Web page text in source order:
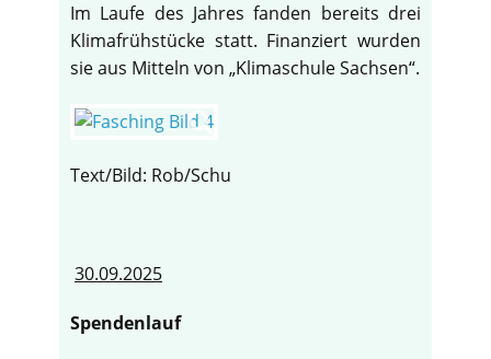
Im Laufe des Jahres fanden bereits drei
Klimafrühstücke statt. Finanziert wurden
sie aus Mitteln von „Klimaschule Sachsen“.
Text/Bild: Rob/Schu
30.09.2025
Spendenlauf